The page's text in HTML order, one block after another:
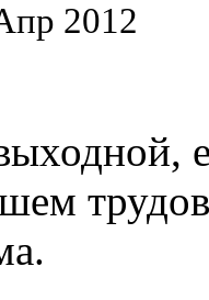
2012